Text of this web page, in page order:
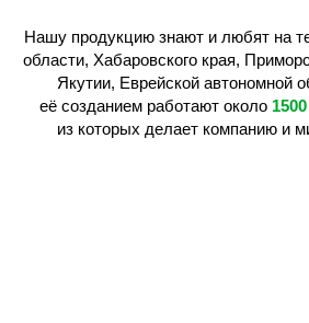
Нашу продукцию знают и любят на
области, Хабаровского края,
Якутии, Еврейской автономной
её созданием работают около
из которых делает компанию и